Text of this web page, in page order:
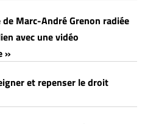
de Marc-André Grenon radiée
avec une vidéo
»
et repenser le droit